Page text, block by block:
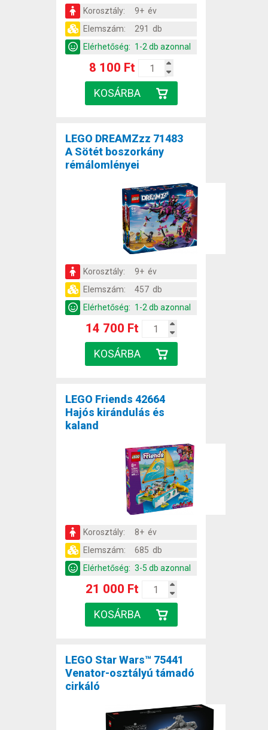
Korosztály:
9+ év
Elemszám:
291 db
Elérhetőség: 1-2 db azonnal
8 100 Ft
LEGO DREAMZzz 71483
A Sötét boszorkány
rémálomlényei
Korosztály:
9+ év
Elemszám:
457 db
Elérhetőség: 1-2 db azonnal
14 700 Ft
LEGO Friends 42664
Hajós kirándulás és
kaland
Korosztály:
8+ év
Elemszám:
685 db
Elérhetőség: 3-5 db azonnal
21 000 Ft
LEGO Star Wars™ 75441
Venator-osztályú támadó
cirkáló